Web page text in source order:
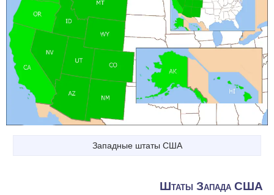
Западные штаты США
Штаты Запада США